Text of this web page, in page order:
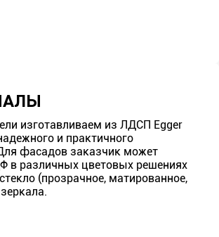
изготавливаем из ЛДСП Egger
и практичного
фасадов заказчик может
в различных цветовых решениях
(прозрачное, матированное,